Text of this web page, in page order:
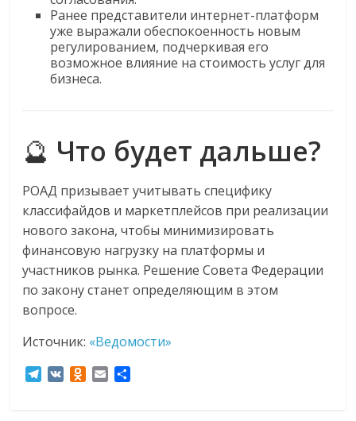
Ранее представители интернет-платформ
уже выражали обеспокоенность новым
регулированием, подчеркивая его
возможное влияние на стоимость услуг для
бизнеса.
🔮 Что будет дальше?
РОАД призывает учитывать специфику
классифайдов и маркетплейсов при реализации
нового закона, чтобы минимизировать
финансовую нагрузку на платформы и
участников рынка. Решение Совета Федерации
по закону станет определяющим в этом
вопросе.
Источник: «Ведомости»
T
O